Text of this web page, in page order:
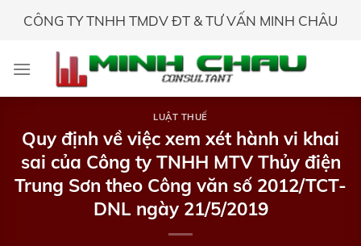
CÔNG TY TNHH TMDV ĐT & TƯ VẤN MINH CHÂU
LUẬT THUẾ
Quy định về việc xem xét hành vi khai
sai của Công ty TNHH MTV Thủy điện
Trung Sơn theo Công văn số 2012/TCT-
DNL ngày 21/5/2019